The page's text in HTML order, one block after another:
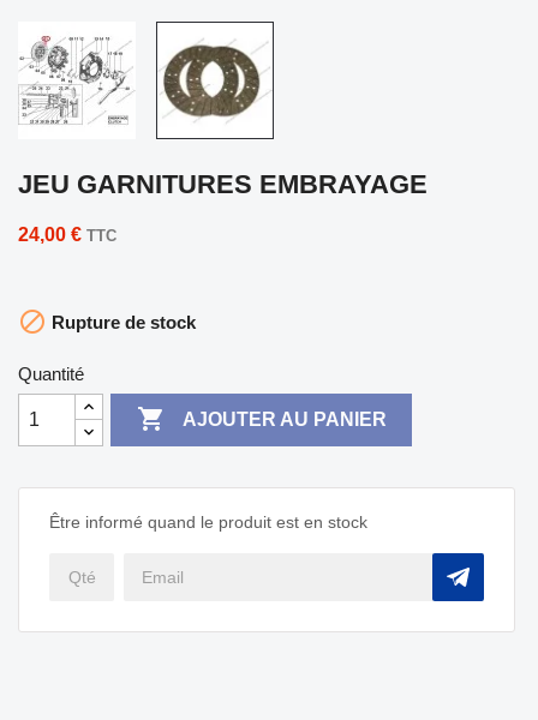
JEU GARNITURES EMBRAYAGE
24,00 € TTC
 Rupture de stock
Quantité
 AJOUTER AU PANIER
Être informé quand le produit est en stock